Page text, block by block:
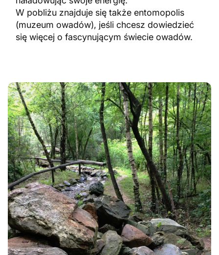
W pobliżu znajduje się także entomopolis
(muzeum owadów), jeśli chcesz dowiedzieć
się więcej o fascynującym świecie owadów.